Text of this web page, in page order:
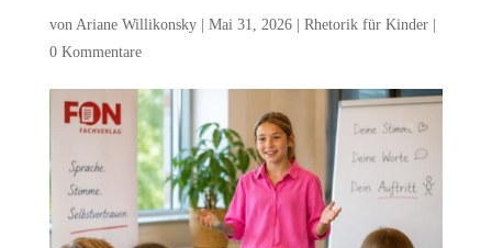
von Ariane Willikonsky| Mai 31, 2026| Rhetorik für Kinder|
0 Kommentare